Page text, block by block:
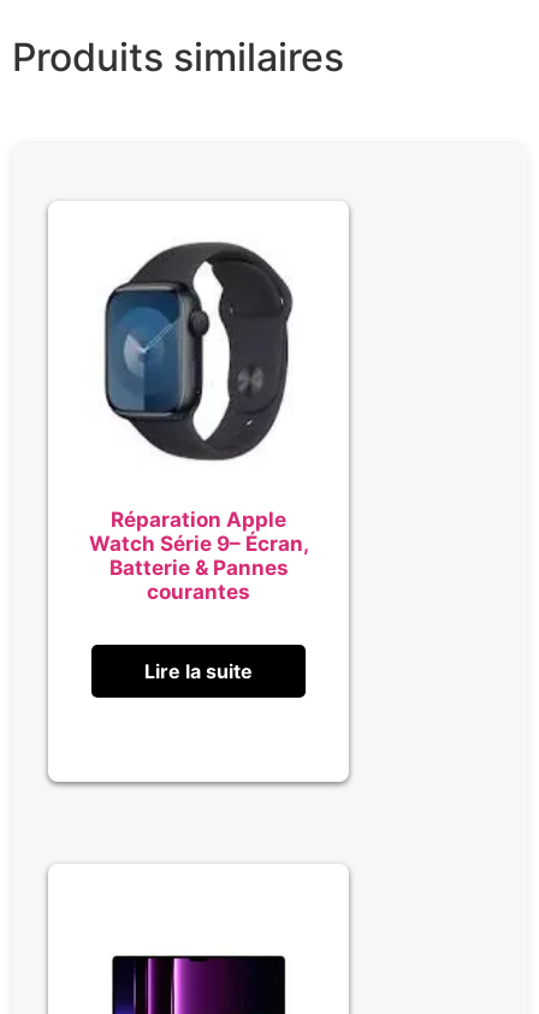
Produits similaires
Réparation Apple
Watch Série 9– Écran,
Batterie & Pannes
courantes
Lire la suite